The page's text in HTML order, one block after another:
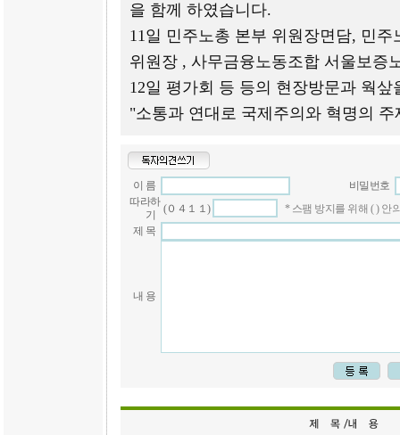
을 함께 하였습니다.
11일 민주노총 본부 위원장면담, 민
위원장 , 사무금융노동조합 서울보증
12일 평가회 등 등의 현장방문과 웍샆
"소통과 연대로 국제주의와 혁명의
이 름
비밀번호
따라하
기
(０４１１)
* 스팸 방지를 위해 ( ) 안
제 목
내 용